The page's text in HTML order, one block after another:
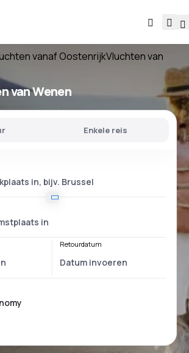
vanaf OostenrijkVluchten van
van Wenen
Enkele reis
Retourdatum